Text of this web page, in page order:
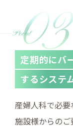
定期的にバ
するシステ
産婦人科で必
施設様からの